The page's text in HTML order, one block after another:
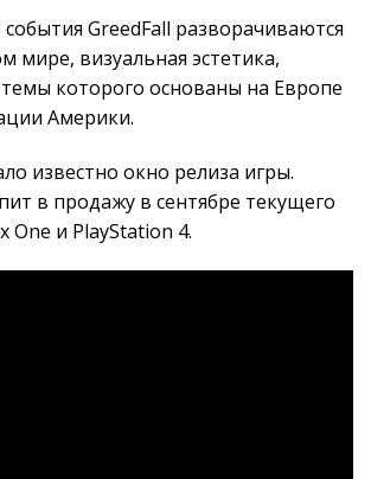
GreedFall разворачиваются
визуальная эстетика,
которого основаны на Европе
Америки.
известно окно релиза игры.
в продажу в сентябре текущего
One и PlayStation 4.